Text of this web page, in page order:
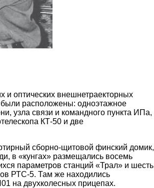
оптических внешнетраекторных
расположены: одноэтажное
узла связи и командного пункта ИПа,
КТ-50 и две
сборно-щитовой финский домик,
в «кунгах» размещались восемь
параметров станций «Трал» и шесть
РТС-5. Там же находились
на двухколесных прицепах.